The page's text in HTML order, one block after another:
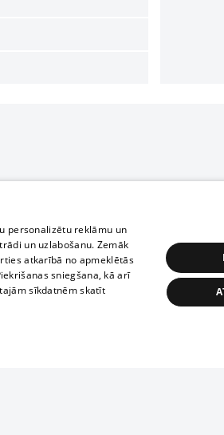
personalizētu reklāmu un
un uzlabošanu. Zemāk
atkarībā no apmeklētās
sniegšana, kā arī
sīkdatnēm skatīt